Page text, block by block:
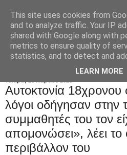
Αυτοκτονία 18χρονου
λόγοι οδήγησαν στην
συμμαθητές του τον
απομονώσει», λέει το
περιβάλλον του
This site uses cookies from
and to analyze traffic. Your IP
shared with Google along with
metrics to ensure quality of
statistics, and to detect and
LEARN MORE